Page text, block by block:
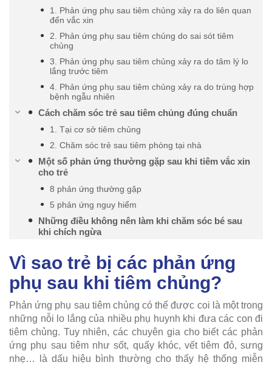
1. Phản ứng phụ sau tiêm chủng xảy ra do liên quan
đến vắc xin
2. Phản ứng phụ sau tiêm chủng do sai sót tiêm
chủng
3. Phản ứng phụ sau tiêm chủng xảy ra do tâm lý lo
lắng trước tiêm
4. Phản ứng phụ sau tiêm chủng xảy ra do trùng hợp
bệnh ngẫu nhiên
Cách chăm sóc trẻ sau tiêm chủng đúng chuẩn
1. Tại cơ sở tiêm chủng
2. Chăm sóc trẻ sau tiêm phòng tại nhà
Một số phản ứng thường gặp sau khi tiêm vắc xin
cho trẻ
8 phản ứng thường gặp
5 phản ứng nguy hiểm
Những điều không nên làm khi chăm sóc bé sau
khi chích ngừa
Vì sao trẻ bị các phản ứng
phụ sau khi tiêm chủng?
Phản ứng phụ sau tiêm chủng có thể được coi là một trong
những nỗi lo lắng của nhiều phụ huynh khi đưa các con đi
tiêm chủng. Tuy nhiên, các chuyên gia cho biết các phản
ứng phụ sau tiêm như sốt, quấy khóc, vết tiêm đỏ, sưng
nhẹ… là dấu hiệu bình thường cho thấy hệ thống miễn